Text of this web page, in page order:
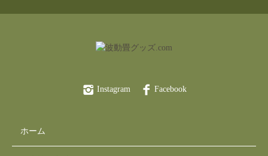
Instagram Facebook
ホーム